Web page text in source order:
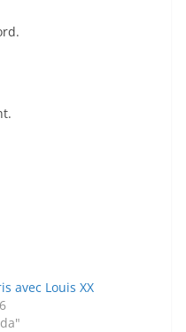
avec Louis XX